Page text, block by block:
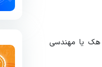
هک یا مهندسی